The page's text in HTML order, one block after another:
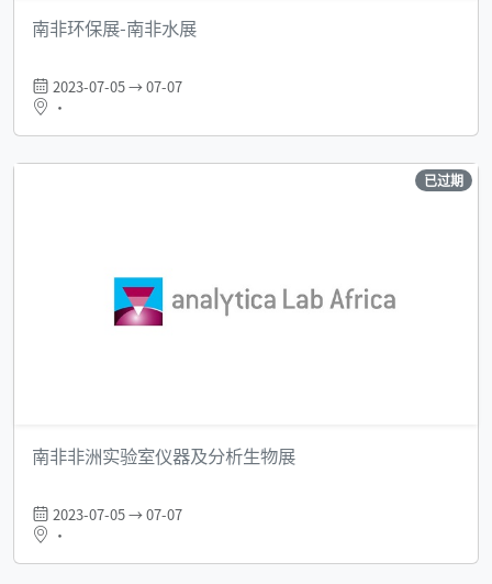
南非环保展-南非水展
2023-07-05 → 07-07
•
南非非洲实验室仪器及分析生物展
2023-07-05 → 07-07
•
已过期